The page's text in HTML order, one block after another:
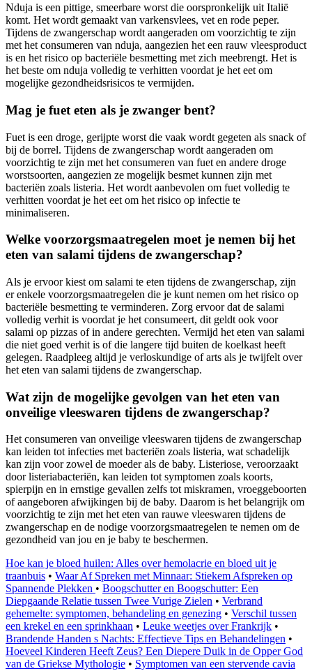
Nduja is een pittige, smeerbare worst die oorspronkelijk uit Italië
komt. Het wordt gemaakt van varkensvlees, vet en rode peper.
Tijdens de zwangerschap wordt aangeraden om voorzichtig te zijn
met het consumeren van nduja, aangezien het een rauw vleesproduct
is en het risico op bacteriële besmetting met zich meebrengt. Het is
het beste om nduja volledig te verhitten voordat je het eet om
mogelijke gezondheidsrisicos te vermijden.
Mag je fuet eten als je zwanger bent?
Fuet is een droge, gerijpte worst die vaak wordt gegeten als snack of
bij de borrel. Tijdens de zwangerschap wordt aangeraden om
voorzichtig te zijn met het consumeren van fuet en andere droge
worstsoorten, aangezien ze mogelijk besmet kunnen zijn met
bacteriën zoals listeria. Het wordt aanbevolen om fuet volledig te
verhitten voordat je het eet om het risico op infectie te
minimaliseren.
Welke voorzorgsmaatregelen moet je nemen bij het
eten van salami tijdens de zwangerschap?
Als je ervoor kiest om salami te eten tijdens de zwangerschap, zijn
er enkele voorzorgsmaatregelen die je kunt nemen om het risico op
bacteriële besmetting te verminderen. Zorg ervoor dat de salami
volledig verhit is voordat je het consumeert, dit geldt ook voor
salami op pizzas of in andere gerechten. Vermijd het eten van salami
die niet goed verhit is of die langere tijd buiten de koelkast heeft
gelegen. Raadpleeg altijd je verloskundige of arts als je twijfelt over
het eten van salami tijdens de zwangerschap.
Wat zijn de mogelijke gevolgen van het eten van
onveilige vleeswaren tijdens de zwangerschap?
Het consumeren van onveilige vleeswaren tijdens de zwangerschap
kan leiden tot infecties met bacteriën zoals listeria, wat schadelijk
kan zijn voor zowel de moeder als de baby. Listeriose, veroorzaakt
door listeriabacteriën, kan leiden tot symptomen zoals koorts,
spierpijn en in ernstige gevallen zelfs tot miskramen, vroeggeboorten
of aangeboren afwijkingen bij de baby. Daarom is het belangrijk om
voorzichtig te zijn met het eten van rauwe vleeswaren tijdens de
zwangerschap en de nodige voorzorgsmaatregelen te nemen om de
gezondheid van jou en je baby te beschermen.
Hoe kan je bloed huilen: Alles over hemolacrie en bloed uit je
traanbuis • Waar Af Spreken met Minnaar: Stiekem Afspreken op
Spannende Plekken • Boogschutter en Boogschutter: Een
Diepgaande Relatie tussen Twee Vurige Zielen • Verbrand
gehemelte: symptomen, behandeling en genezing • Verschil tussen
een krekel en een sprinkhaan • Leuke weetjes over Frankrijk •
Brandende Handen s Nachts: Effectieve Tips en Behandelingen •
Hoeveel Kinderen Heeft Zeus? Een Diepere Duik in de Opper God
van de Griekse Mythologie • Symptomen van een stervende cavia